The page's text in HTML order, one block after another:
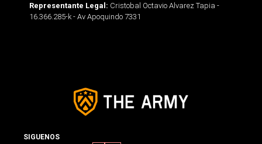
Representante Legal: Cristobal Octavio Alvarez Tapia -
16.366.285-k - Av Apoquindo 7331
SIGUENOS